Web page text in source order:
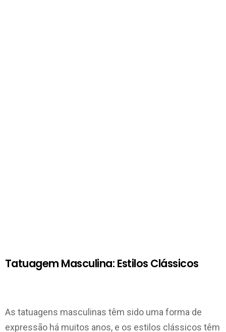
Tatuagem Masculina: Estilos Clássicos
As tatuagens masculinas têm sido uma forma de
expressão há muitos anos, e os estilos clássicos têm